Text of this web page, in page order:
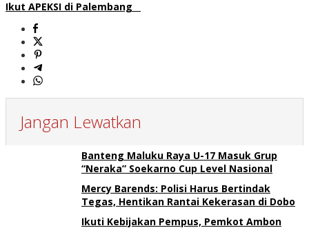
Ikut APEKSI di Palembang
Jangan Lewatkan
Banteng Maluku Raya U-17 Masuk Grup
“Neraka” Soekarno Cup Level Nasional
Mercy Barends: Polisi Harus Bertindak
Tegas, Hentikan Rantai Kekerasan di Dobo
Ikuti Kebijakan Pempus, Pemkot Ambon